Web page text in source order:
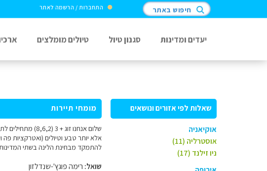
התחברות / הרשמה לאתר חיפוש באתר
יעדים ומדינות סגנון טיול טיולים מומלצים
שאלות לפי אזורים ונושאים
אוקיאניה
אוסטרליה (11)
ניו זילנד (17)
מומחי תיירות
שלום אנחנו זוג
להתמקד מבחינת הלינה בשתי
שואל: רימה פוגץ'-שנדלזון